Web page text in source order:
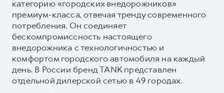
категорию «городских внедорожников»
премиум-класса, отвечая тренду современного
потребления. Он соединяет
бескомпромиссность настоящего
внедорожника с технологичностью и
комфортом городского автомобиля на каждый
день. В России бренд TANK представлен
отдельной дилерской сетью в 49 городах.